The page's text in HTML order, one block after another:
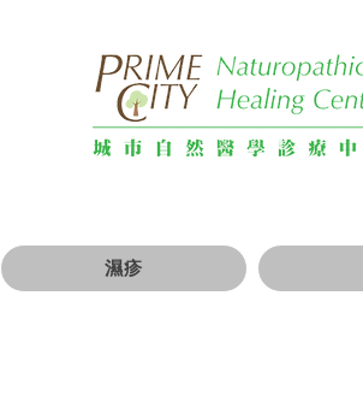
濕疹